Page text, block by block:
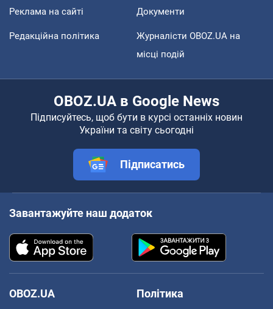
Реклама на сайті Документи
Редакційна політика
Журналісти OBOZ.UA на
місці подій
OBOZ.UA в Google News
Підписуйтесь, щоб бути в курсі останніх новин
України та світу сьогодні
Підписатись
Завантажуйте наш додаток
OBOZ.UA
Політика